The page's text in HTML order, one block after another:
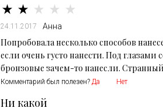
24.11.2017 Анна
Попробовала несколько способов
если очень густо нанести. Под
бронзовые зачем-то нанесли.
Комментарий был полезен? Да Нет
Ни какой